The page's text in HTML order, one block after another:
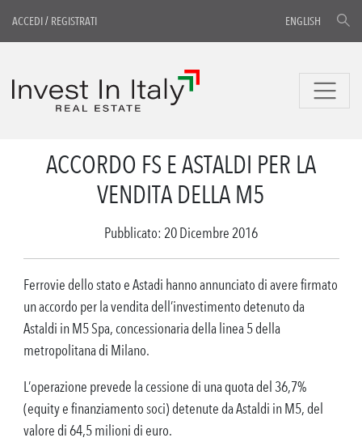
ACCEDI/ REGISTRATI ENGLISH
ACCORDO FS E ASTALDI PER LA
VENDITA DELLA M5
Pubblicato: 20 Dicembre 2016
Ferrovie dello stato e Astadi hanno annunciato di avere firmato
un accordo per la vendita dell’investimento detenuto da
Astaldi in M5 Spa, concessionaria della linea 5 della
metropolitana di Milano.
L’operazione prevede la cessione di una quota del 36,7%
(equity e finanziamento soci) detenute da Astaldi in M5, del
valore di 64,5 milioni di euro.